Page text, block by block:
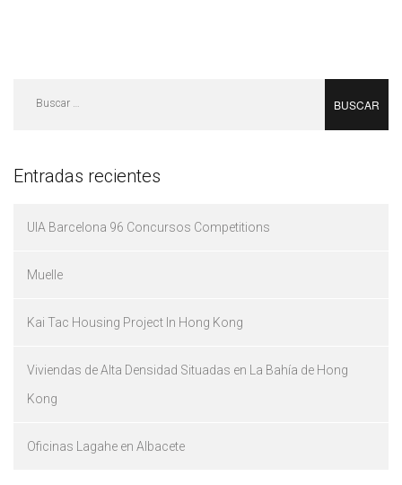
Entradas recientes
UIA Barcelona 96 Concursos Competitions
Muelle
Kai Tac Housing Project In Hong Kong
Viviendas de Alta Densidad Situadas en La Bahía de Hong
Kong
Oficinas Lagahe en Albacete